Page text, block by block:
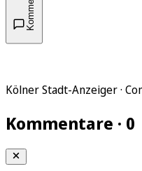
Kölner Stadt-Anzeiger ·
Kommentare · 0